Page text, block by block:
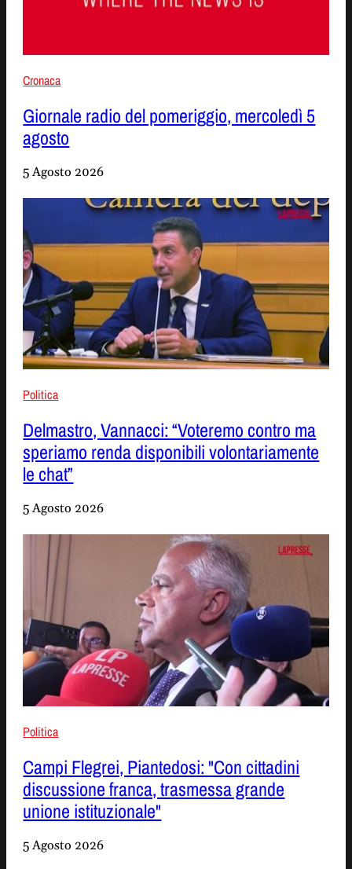
Cronaca
Giornale radio del pomeriggio, mercoledì 5
agosto
5 Agosto 2026
Politica
Delmastro, Vannacci: “Voteremo contro ma
speriamo renda disponibili volontariamente
le chat”
5 Agosto 2026
Politica
Campi Flegrei, Piantedosi: "Con cittadini
discussione franca, trasmessa grande
unione istituzionale"
5 Agosto 2026